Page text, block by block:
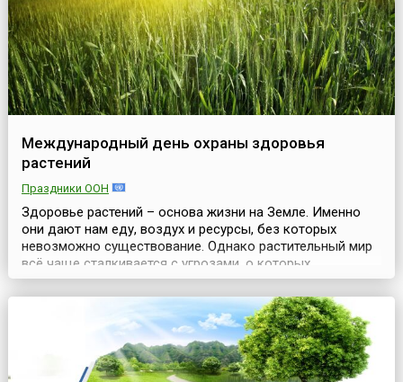
Международный день охраны здоровья
растений
Праздники ООН
Здоровье растений – основа жизни на Земле. Именно
они дают нам еду, воздух и ресурсы, без которых
невозможно существование. Однако растительный мир
всё чаще сталкивается с угрозами, о которых
большинство людей даже не задумывается. Именно
поэтому Организация Объединенных Наций (ООН)
учредила особый день, чтобы привлечь внимание к этой
важной теме.Международный день охраны здоровья